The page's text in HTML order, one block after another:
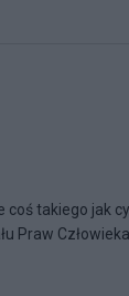
takiego jak
Praw